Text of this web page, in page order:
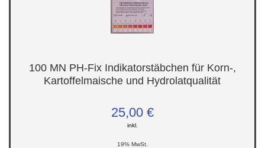
100 MN PH-Fix Indikatorstäbchen für Korn-,
Kartoffelmaische und Hydrolatqualität
25,00 €
inkl.
19% MwSt.